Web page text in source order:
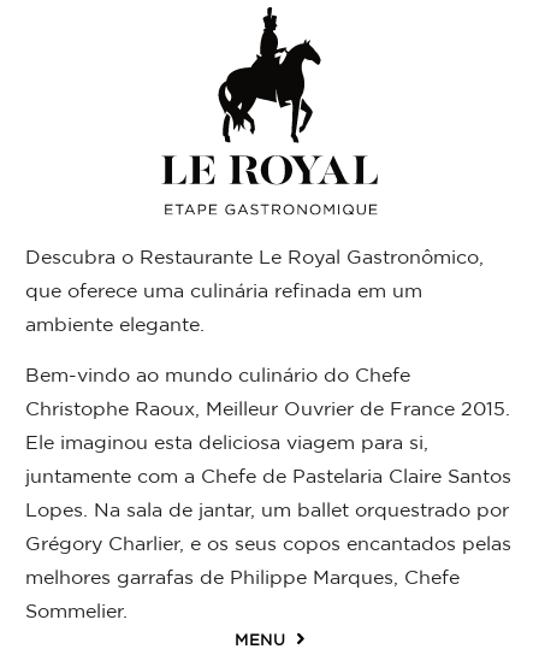
Descubra o Restaurante Le Royal Gastronômico,
que oferece uma culinária refinada em um
ambiente elegante.
Bem-vindo ao mundo culinário do Chefe
Christophe Raoux, Meilleur Ouvrier de France 2015.
Ele imaginou esta deliciosa viagem para si,
juntamente com a Chefe de Pastelaria Claire Santos
Lopes. Na sala de jantar, um ballet orquestrado por
Grégory Charlier, e os seus copos encantados pelas
melhores garrafas de Philippe Marques, Chefe
Sommelier.
MENU